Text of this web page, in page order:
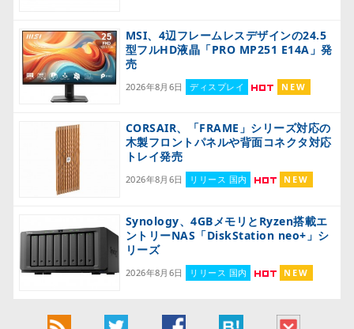
MSI、4辺フレームレスデザインの24.5
型フルHD液晶「PRO MP251 E14A」発
売
2026年8月6日 ディスプレイ NEW
CORSAIR、「FRAME」シリーズ対応の
木製フロントパネルや背面コネクタ対応
トレイ発売
2026年8月6日 リリース 国内 NEW
Synology、4GBメモリとRyzen搭載エ
ントリーNAS「DiskStation neo+」シ
リーズ
2026年8月6日 リリース 国内 NEW